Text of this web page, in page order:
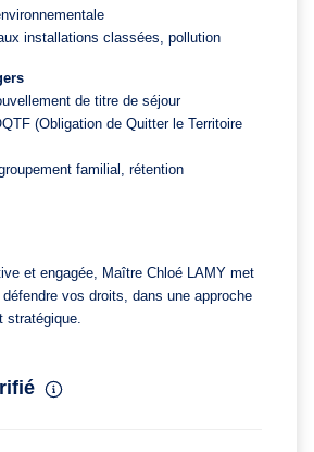
installations classées, pollution
de titre de séjour
(Obligation de Quitter le Territoire
familial, rétention
et engagée, Maître Chloé LAMY met
vos droits, dans une approche
stratégique.